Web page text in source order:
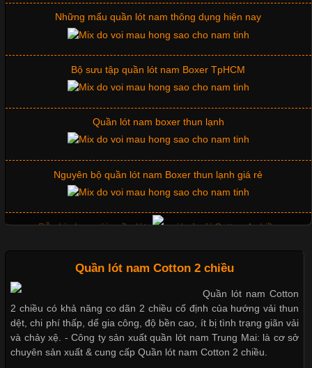
loại cổ áo sẽ mang đến một vẻ đẹp khác
Những Mẫu Áo Thun Đồng Phục Công Ty Được Ưa
Chuộng Hiện Nay
Cập nhật 2026-06-01 14:23:34
Trong môi trường kinh doanh hiện đại, việc xây dựng hình ảnh
chuyên nghiệp đóng vai trò quan trọng đối với sự phát triển của
doanh nghiệp. Một trong những giải pháp hiệu quả được nhiều
Không chỉ giúp tạo sự đồng bộ, áo thun
Chất Liệu Lycra Có Gì Đặc Biệt Trong Ngành Thời Trang?
Cập nhật 2026-05-27 17:03:46
Vải Lycra Là Gì? Chất Liệu Co Giãn Được Ưa Chuộng Trong
Thị hiều quần lót nam bơi lội nam và nữ 2017
Quần lót nam Cotton 2 chiều
Quần lót nam Cotton
2 chiều có khả năng co dãn 2 chiều cố định của hướng vải thun
dệt, chi phí thấp, dể gia công, độ bền cao, ít bị tình trạng giãn vải
và chảy xệ. - Công ty sản xuất quần lót nam Trung Mai: là cơ sở
chuyên sản xuất & cung cấp Quần lót nam Cotton 2 chiều.